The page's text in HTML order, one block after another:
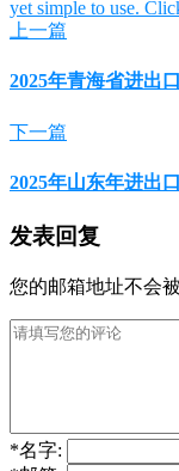
上一篇
2025年青海省进出
下一篇
2025年山东年进出
发表回复
您的邮箱地址不会被
*名字: